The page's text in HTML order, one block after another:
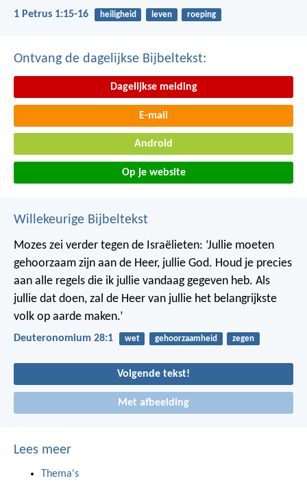
1 Petrus 1:15-16 heiligheid leven roeping
Ontvang de dagelijkse Bijbeltekst:
Dagelijkse melding
E-mail
Android
Op je website
Willekeurige Bijbeltekst
Mozes zei verder tegen de Israëlieten: ‘Jullie moeten
gehoorzaam zijn aan de Heer, jullie God. Houd je precies
aan alle regels die ik jullie vandaag gegeven heb. Als
jullie dat doen, zal de Heer van jullie het belangrijkste
volk op aarde maken.’
Deuteronomium 28:1 wet gehoorzaamheid zegen
Volgende tekst!
Met afbeelding
Lees meer
Thema's